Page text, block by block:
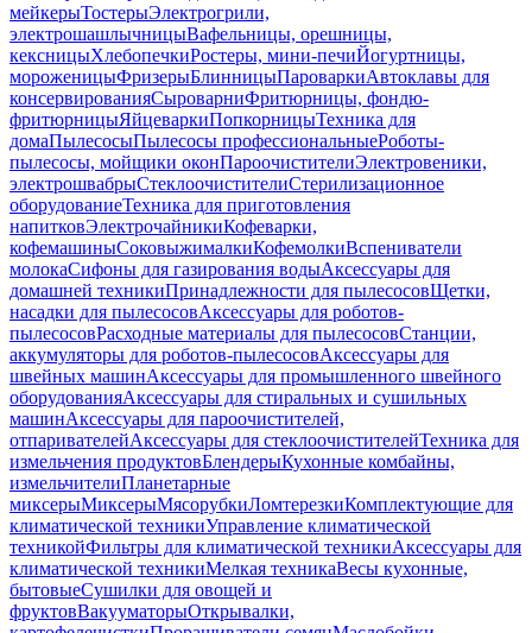
мейкерыТостерыЭлектрогрили,
электрошашлычницыВафельницы, орешницы,
кексницыХлебопечкиРостеры, мини-печиЙогуртницы,
мороженицыФризерыБлинницыПароваркиАвтоклавы для
консервированияСыроварниФритюрницы, фондю-
фритюрницыЯйцеваркиПопкорницыТехника для
домаПылесосыПылесосы профессиональныеРоботы-
пылесосы, мойщики оконПароочистителиЭлектровеники,
электрошвабрыСтеклоочистителиСтерилизационное
оборудованиеТехника для приготовления
напитковЭлектрочайникиКофеварки,
кофемашиныСоковыжималкиКофемолкиВспениватели
молокаСифоны для газирования водыАксессуары для
домашней техникиПринадлежности для пылесосовЩетки,
насадки для пылесосовАксессуары для роботов-
пылесосовРасходные материалы для пылесосовСтанции,
аккумуляторы для роботов-пылесосовАксессуары для
швейных машинАксессуары для промышленного швейного
оборудованияАксессуары для стиральных и сушильных
машинАксессуары для пароочистителей,
отпаривателейАксессуары для стеклоочистителейТехника для
измельчения продуктовБлендерыКухонные комбайны,
измельчителиПланетарные
миксерыМиксерыМясорубкиЛомтерезкиКомплектующие для
климатической техникиУправление климатической
техникойФильтры для климатической техникиАксессуары для
климатической техникиМелкая техникаВесы кухонные,
бытовыеСушилки для овощей и
фруктовВакууматорыОткрывалки,